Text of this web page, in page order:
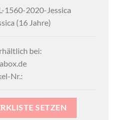
1560-2020-Jessica
(16 Jahre)
bei:
Nr.:
SETZEN